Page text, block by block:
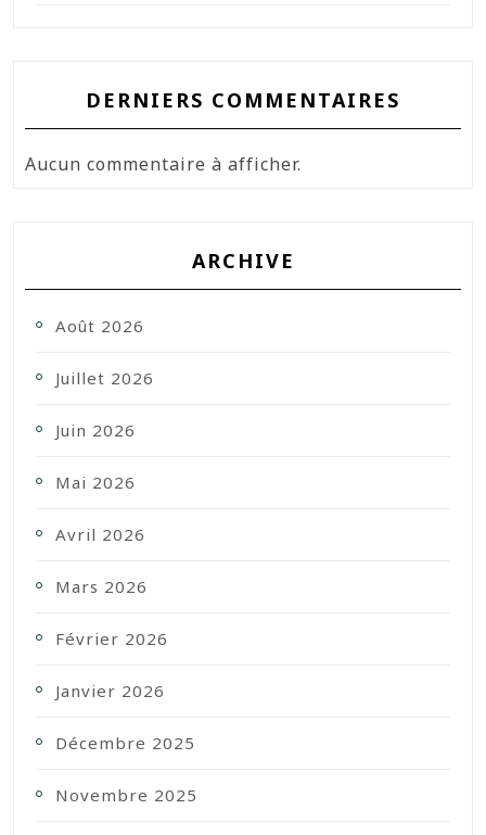
DERNIERS COMMENTAIRES
Aucun commentaire à afficher.
ARCHIVE
Août 2026
Juillet 2026
Juin 2026
Mai 2026
Avril 2026
Mars 2026
Février 2026
Janvier 2026
Décembre 2025
Novembre 2025